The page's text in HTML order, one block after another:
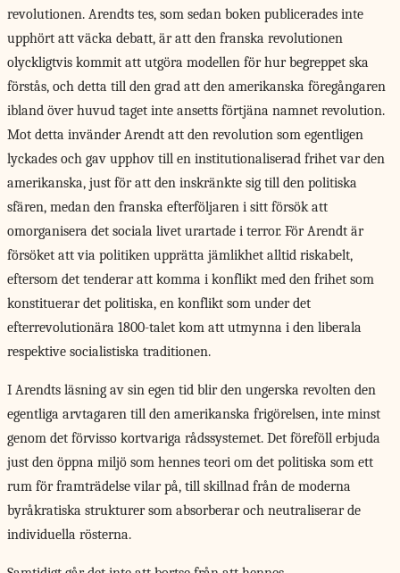
revolutionen. Arendts tes, som sedan boken publicerades inte
upphört att väcka debatt, är att den franska revolutionen
olyckligtvis kommit att utgöra modellen för hur begreppet ska
förstås, och detta till den grad att den amerikanska föregångaren
ibland över huvud taget inte ansetts förtjäna namnet revolution.
Mot detta invänder Arendt att den revolution som egentligen
lyckades och gav upphov till en institutionaliserad frihet var den
amerikanska, just för att den inskränkte sig till den politiska
sfären, medan den franska efterföljaren i sitt försök att
omorganisera det sociala livet urartade i terror. För Arendt är
försöket att via politiken upprätta jämlikhet alltid riskabelt,
eftersom det tenderar att komma i konflikt med den frihet som
konstituerar det politiska, en konflikt som under det
efterrevolutionära 1800-talet kom att utmynna i den liberala
respektive socialistiska traditionen.
I Arendts läsning av sin egen tid blir den ungerska revolten den
egentliga arvtagaren till den amerikanska frigörelsen, inte minst
genom det förvisso kortvariga rådssystemet. Det föreföll erbjuda
just den öppna miljö som hennes teori om det politiska som ett
rum för framträdelse vilar på, till skillnad från de moderna
byråkratiska strukturer som absorberar och neutraliserar de
individuella rösterna.